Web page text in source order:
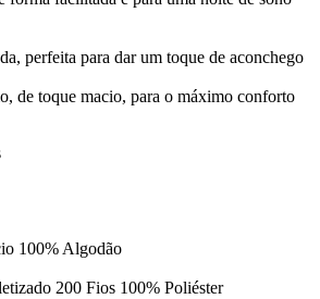
perfeita para dar um toque de aconchego
de toque macio, para o máximo conforto
100% Algodão
200 Fios 100% Poliéster